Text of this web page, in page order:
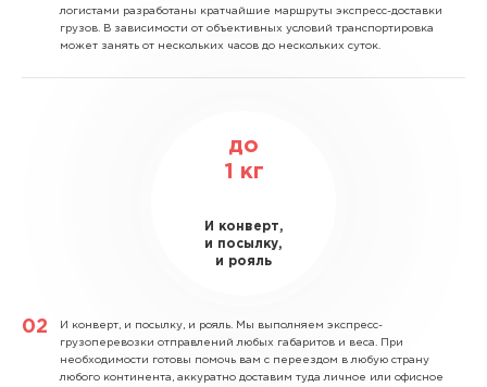
логистами разработаны кратчайшие маршруты экспресс-доставки
грузов. В зависимости от объективных условий транспортировка
может занять от нескольких часов до нескольких суток.
до
1
кг
И конверт,
и посылку,
и рояль
И конверт, и посылку, и рояль. Мы выполняем экспресс-
грузоперевозки отправлений любых габаритов и веса. При
необходимости готовы помочь вам с переездом в любую страну
любого континента, аккуратно доставим туда личное или офисное